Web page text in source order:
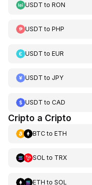
USDT to RON
USDT to PHP
USDT to EUR
USDT to JPY
USDT to CAD
Cripto a Cripto
BTCto ETH
SOL to TRX
ETH to SOL